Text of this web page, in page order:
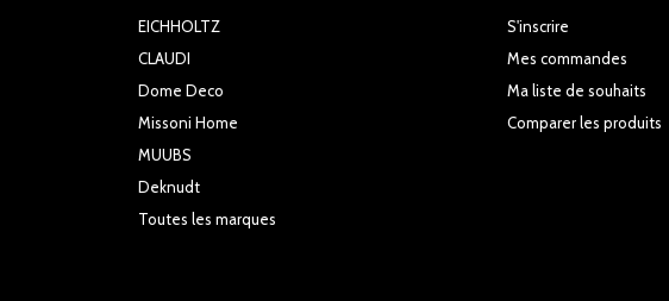
EICHHOLTZ
CLAUDI
Dome Deco
Missoni Home
MUUBS
Deknudt
Toutes les marques
S'inscrire
Mes commandes
Ma liste de souhaits
Comparer les produits